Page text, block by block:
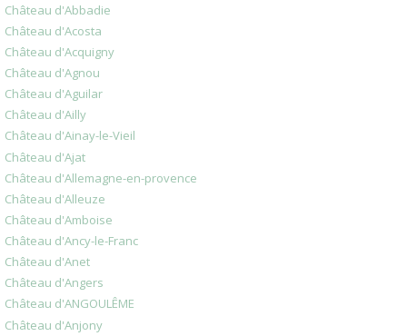
Château d'Abbadie
Château d'Acosta
Château d'Acquigny
Château d'Agnou
Château d'Aguilar
Château d'Ailly
Château d'Ainay-le-Vieil
Château d'Ajat
Château d'Allemagne-en-provence
Château d'Alleuze
Château d'Amboise
Château d'Ancy-le-Franc
Château d'Anet
Château d'Angers
Château d'ANGOULÊME
Château d'Anjony